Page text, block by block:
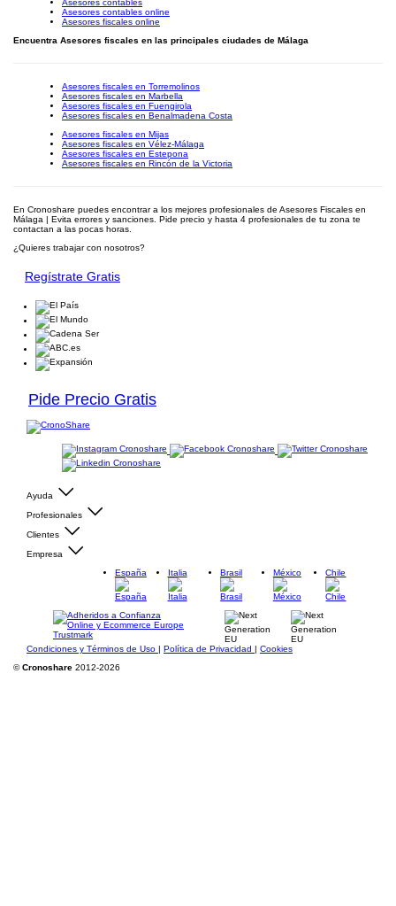
Asesores contables
Asesores contables online
Asesores fiscales online
Encuentra Asesores fiscales en las principales ciudades de Málaga
Asesores fiscales en Torremolinos
Asesores fiscales en Marbella
Asesores fiscales en Fuengirola
Asesores fiscales en Benalmadena Costa
Asesores fiscales en Mijas
Asesores fiscales en Vélez-Málaga
Asesores fiscales en Estepona
Asesores fiscales en Rincón de la Victoria
En Cronoshare puedes encontrar a los mejores profesionales de Asesores Fiscales en
Málaga | Evita errores y sanciones. Pide precio y hasta 4 profesionales de tu zona te
contactan a las pocas horas.
¿Quieres trabajar con nosotros?
Regístrate Gratis
Pide Precio Gratis
Ayuda
Profesionales
Clientes
Empresa
España
Italia Brasil México Chile
Condiciones y Términos de Uso | Política de Privacidad | Cookies
©Cronoshare 2012-2026